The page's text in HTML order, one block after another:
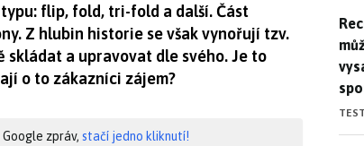
flip, fold, tri-fold a další. Část
Z hlubin historie se však vynořují tzv.
a upravovat dle svého. Je to
o to zákazníci zájem?
zpráv, stačí jedno kliknutí!